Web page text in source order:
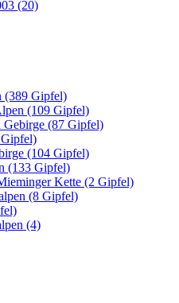
(20)
(389 Gipfel)
(109 Gipfel)
Gebirge (87 Gipfel)
(104 Gipfel)
(133 Gipfel)
Kette (2 Gipfel)
(8 Gipfel)
(4)